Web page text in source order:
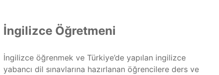
İngilizce Öğretmeni
İngilizce öğrenmek ve Türkiye’de yapılan ingilizce
yabancı dil sınavlarına hazırlanan öğrencilere ders ve